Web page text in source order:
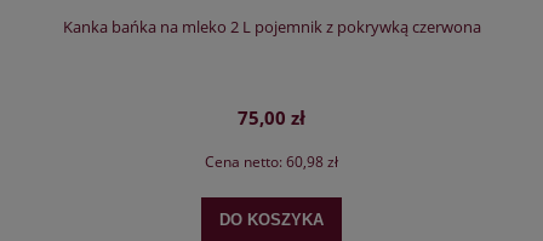
Kanka bańka na mleko 2 L pojemnik z pokrywką czerwona
75,00 zł
Cena netto: 60,98 zł
DO KOSZYKA